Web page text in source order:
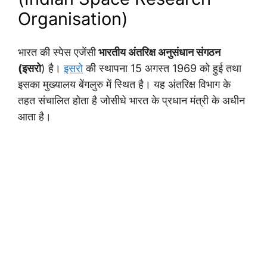
Organisation)
भारत की स्पेस एजेंसीभारतीय अंतरिक्ष अनुसंधान संगठन
(इसरो) है।इसरोकी स्थापना 15 अगस्त 1969 को हुई तथा
इसका मुख्यालय बेंगलुरु में स्थित है। यह अंतरिक्ष विभाग के
तहत संचालित होता है जोसीधे भारत के प्रधान मंत्री के अधीन
आता है।